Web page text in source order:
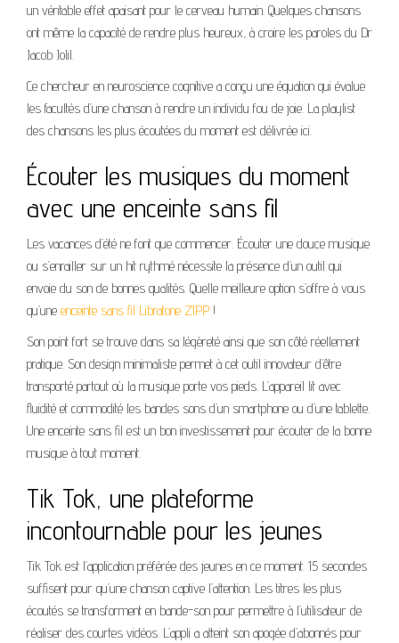
un véritable effet apaisant pour le cerveau humain. Quelques chansons
ont même la capacité de rendre plus heureux, à croire les paroles du Dr
Jacob Jolil.
Ce chercheur en neuroscience cognitive a conçu une équation qui évalue
les facultés d’une chanson à rendre un individu fou de joie. La playlist
des chansons les plus écoutées du moment est délivrée ici.
Écouter les musiques du moment
avec une enceinte sans fil
Les vacances d’été ne font que commencer. Écouter une douce musique
ou s’enrailler sur un hit rythmé nécessite la présence d’un outil qui
envoie du son de bonnes qualités. Quelle meilleure option s’offre à vous
qu’une enceinte sans fil Libratone ZIPP !
Son point fort se trouve dans sa légèreté ainsi que son côté réellement
pratique. Son design minimaliste permet à cet outil innovateur d’être
transporté partout où la musique porte vos pieds. L’appareil lit avec
fluidité et commodité les bandes sons d’un smartphone ou d’une tablette.
Une enceinte sans fil est un bon investissement pour écouter de la bonne
musique à tout moment.
Tik Tok, une plateforme
incontournable pour les jeunes
Tik Tok est l’application préférée des jeunes en ce moment. 15 secondes
suffisent pour qu’une chanson captive l’attention. Les titres les plus
écoutés se transforment en bande-son pour permettre à l’utilisateur de
réaliser des courtes vidéos. L’appli a atteint son apogée d’abonnés pour